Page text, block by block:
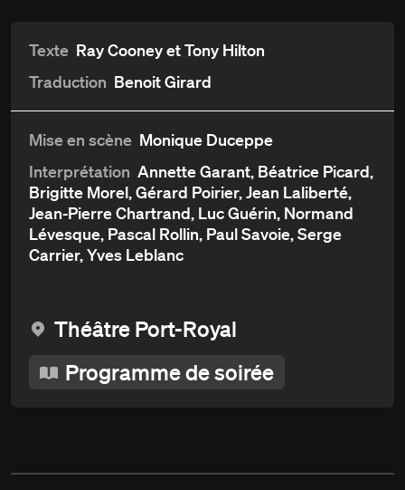
Texte Ray Cooney et Tony Hilton
Traduction Benoit Girard
Mise en scène Monique Duceppe
Interprétation Annette Garant, Béatrice Picard,
Brigitte Morel, Gérard Poirier, Jean Laliberté,
Jean-Pierre Chartrand, Luc Guérin, Normand
Lévesque, Pascal Rollin, Paul Savoie, Serge
Carrier, Yves Leblanc
Théâtre Port-Royal
Programme de soirée